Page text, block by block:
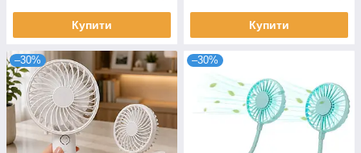
Купити Купити
–30% –30%